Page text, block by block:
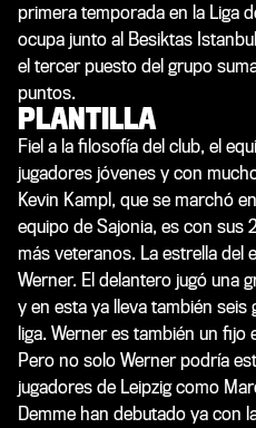
primera temporada en la Liga
ocupa junto al Besiktas
el tercer puesto del grupo
puntos.
PLANTILLA
Fiel a la filosofía del club, el
jugadores jóvenes y con
Kevin Kampl, que se marchó
equipo de Sajonia, es con sus
más veteranos. La estrella del
Werner. El delantero jugó una
y en esta ya lleva también
liga. Werner es también un fijo
Pero no solo Werner podría
jugadores de Leipzig como
Demme han debutado ya con